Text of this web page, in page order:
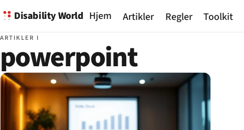
Disability World Hjem Artikler Regler Toolkit
ARTIKLER I
powerpoint